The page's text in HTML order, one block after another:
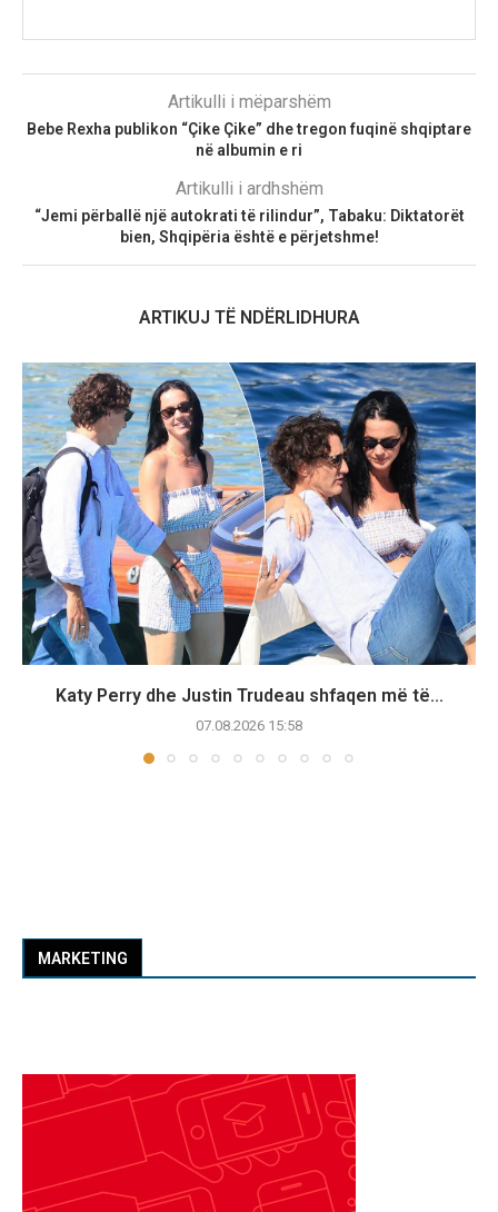
Artikulli i mëparshëm
Bebe Rexha publikon “Çike Çike” dhe tregon fuqinë shqiptare
në albumin e ri
Artikulli i ardhshëm
“Jemi përballë një autokrati të rilindur”, Tabaku: Diktatorët
bien, Shqipëria është e përjetshme!
ARTIKUJ TË NDËRLIDHURA
Katy Perry dhe Justin Trudeau shfaqen më të...
07.08.2026 15:58
MARKETING